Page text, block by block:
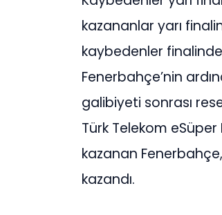
kazananlar yarı
kaybedenler finalinde
Fenerbahçe’nin
galibiyeti sonrası
Türk Telekom eSüper
kazanan
kazandı.